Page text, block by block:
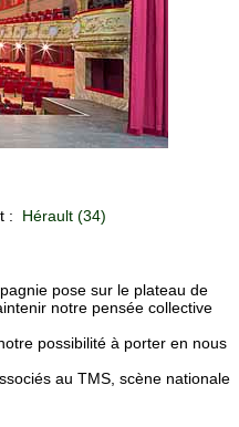
: Hérault (34)
pose sur le plateau de
notre pensée collective
possibilité à porter en nous
au TMS, scène nationale